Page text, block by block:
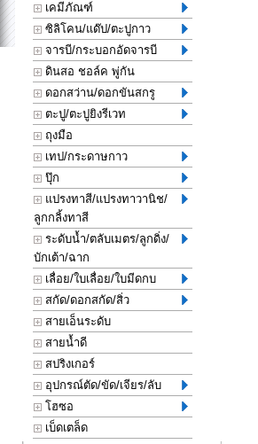
เคมีภัณฑ์
ซิลิโคน/แด๊ป/ตะปูกาว
จารบี/กระบอกอัดจารบี
ดินสอ ชอล์ค พู่กัน
ดอกสว่าน/ดอกขันสกรู
ตะปู/ตะปูยิงรีเวท
ถุงมือ
เทป/กระดาษกาว
ปุ๊ก
แปรงทาสี/แปรงทาวานิช/
ลูกกลิ้งทาสี
ระดับน้ำ/ตลับเมตร/ลูกดิ่ง/
บักเต้า/ฉาก
เลื่อย/ใบเลื่อย/ใบมีดกบ
สกัด/ดอกสกัด/สิ่ว
สายเอ็นระดับ
สายน้ำดี
สปริงเกอร์
อุปกรณ์ตัด/ขัด/เจียร/ลับ
โฮซอ
เบ็ดเตล็ด